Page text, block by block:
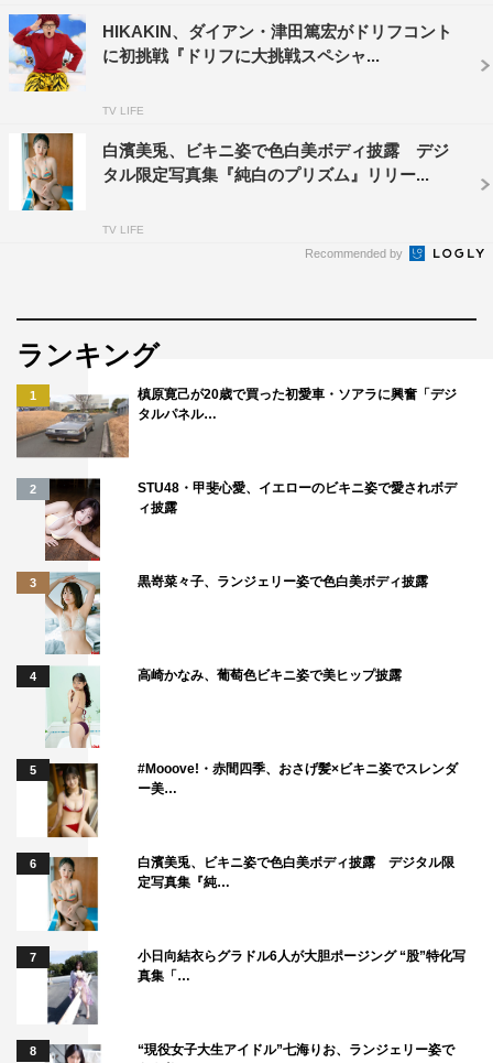
HIKAKIN、ダイアン・津田篤宏がドリフコント
に初挑戦『ドリフに大挑戦スペシャ...
TV LIFE
白濱美兎、ビキニ姿で色白美ボディ披露 デジ
タル限定写真集『純白のプリズム』リリー...
TV LIFE
Recommended by
ランキング
1
槙原寛己が20歳で買った初愛車・ソアラに興奮「デジ
タルパネル…
2
STU48・甲斐心愛、イエローのビキニ姿で愛されボデ
ィ披露
3 黒嵜菜々子、ランジェリー姿で色白美ボディ披露
4 高崎かなみ、葡萄色ビキニ姿で美ヒップ披露
5
#Mooove!・赤間四季、おさげ髪×ビキニ姿でスレンダ
ー美…
6
白濱美兎、ビキニ姿で色白美ボディ披露 デジタル限
定写真集『純…
7
小日向結衣らグラドル6人が大胆ポージング “股”特化写
真集「…
8
“現役女子大生アイドル”七海りお、ランジェリー姿で